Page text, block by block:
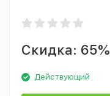
Скидка: 65%
Действующий